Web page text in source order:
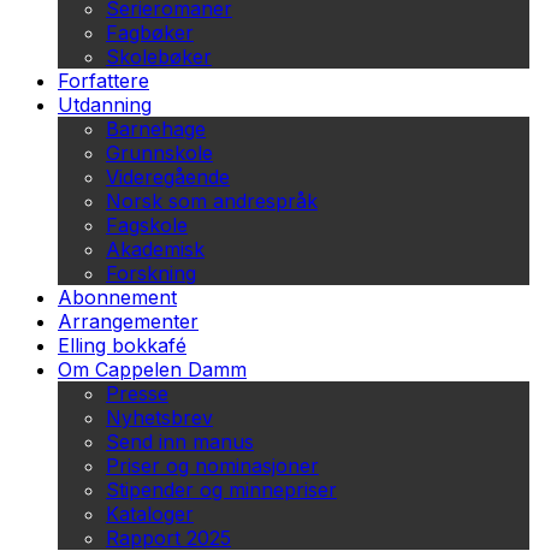
Serieromaner
Fagbøker
Skolebøker
Forfattere
Utdanning
Barnehage
Grunnskole
Videregående
Norsk som andrespråk
Fagskole
Akademisk
Forskning
Abonnement
Arrangementer
Elling bokkafé
Om Cappelen Damm
Presse
Nyhetsbrev
Send inn manus
Priser og nominasjoner
Stipender og minnepriser
Kataloger
Rapport 2025